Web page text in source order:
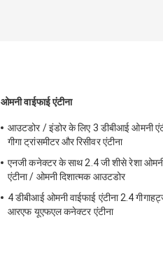
ओमनी वाईफाई एंटीना
आउटडोर / इंडोर के लिए 3 डीबीआई ओमनी
गीगा ट्रांसमीटर और रिसीवर एंटीना
एनजी कनेक्टर के साथ 2.4 जी शीसे रेशा
एंटीना / ओमनी दिशात्मक आउटडोर
4 डीबीआई ओमनी वाईफाई एंटीना 2.4
आरएफ यूएफएल कनेक्टर एंटीना